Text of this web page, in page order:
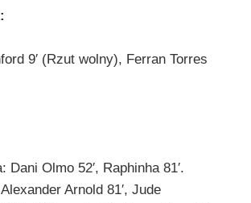
9′ (Rzut wolny), Ferran Torres
Dani Olmo 52′, Raphinha 81′.
Arnold 81′, Jude